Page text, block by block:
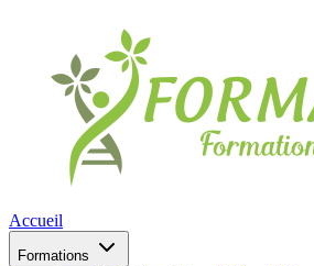
Accueil
Formations